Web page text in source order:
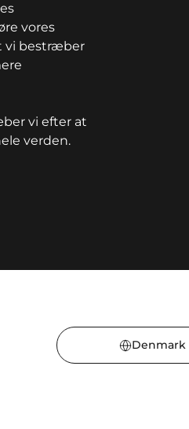
vores
vi bestræber
vi efter at
verden.
Denmark